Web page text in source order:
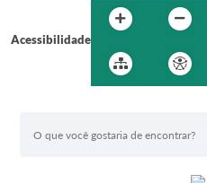
Acessibilidade